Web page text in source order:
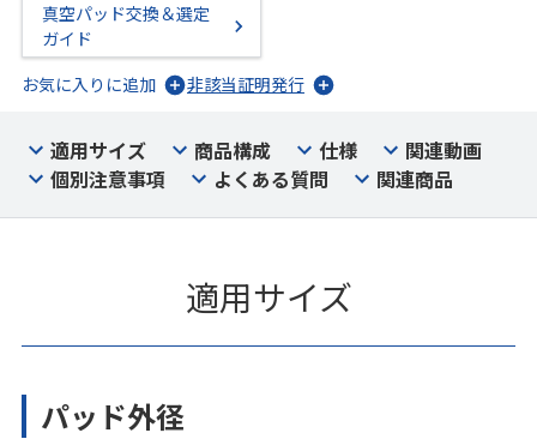
真空パッド交換＆選定
ガイド
お気に入りに追加
非該当証明発行
適用サイズ 商品構成 仕様
関連動画
個別注意事項
よくある質問 関連商品
適用サイズ
パッド外径